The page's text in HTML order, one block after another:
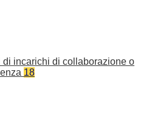
di incarichi di collaborazione o
18